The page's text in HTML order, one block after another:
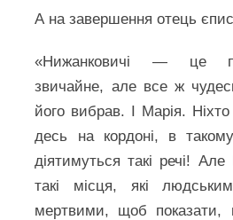
А на завершення отець
«Нижанковичі — це
звичайне, але все ж
його вибрав. І Марія.
десь на кордоні, в
діятимуться такі речі!
такі місця, які
мертвими, щоб